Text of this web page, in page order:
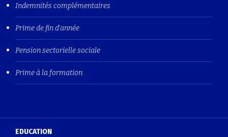
Indemnités complémentaires
Prime de fin d'année
Pension sectorielle sociale
Prime à la formation
EDUCATION